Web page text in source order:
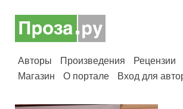
Авторы Произведения Рецензии
Магазин
О портале Вход для